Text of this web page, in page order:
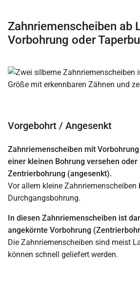
Zahnriemenscheiben ab
Vorbohrung oder
Vorgebohrt / Angesenkt
Zahnriemenscheiben mit
einer kleinen Bohrung versehen oder
Zentrierbohrung (angesenkt).
Vor allem kleine Zahnriemenscheiben
Durchgangsbohrung.
In diesen Zahnriemenscheiben ist
angekörnte Vorbohrung
Die Zahnriemenscheiben sind meist
können schnell geliefert werden.